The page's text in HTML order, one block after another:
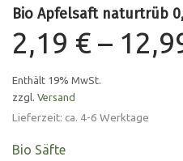
Bio Apfelsaft naturtrüb
2,19 € –
Enthält 19% MwSt.
zzgl. Versand
Lieferzeit: ca. 4-6 Werktage
Bio Säfte